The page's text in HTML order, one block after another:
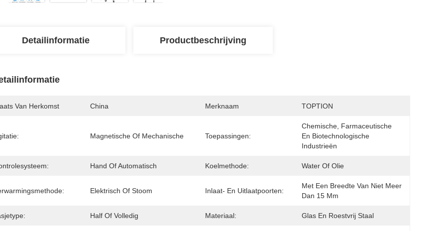
Detailinformatie Productbeschrijving
Van Herkomst China Merknaam TOPTION
Magnetische Of Mechanische Toepassingen:
Chemische, Farmaceutische
En Biotechnologische
Industrieën
Hand Of Automatisch Koelmethode: Water Of Olie
Elektrisch Of Stoom Inlaat- En Uitlaatpoorten:
Met Een Breedte Van Niet Meer
Dan 15 Mm
Half Of Volledig Materiaal: Glas En Roestvrij Staal